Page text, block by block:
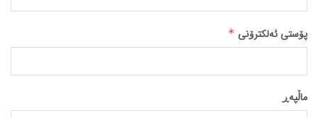
پۆستی ئەلکترۆنی *
ماڵپه‌ڕ